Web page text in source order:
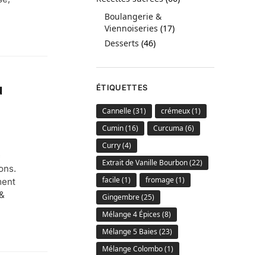
Boulangerie &
Viennoiseries (17)
Desserts (46)
ÉTIQUETTES
Cannelle(31) crémeux(1)
Cumin(16) Curcuma (6)
Curry(4)
Extrait de Vanille Bourbon(22)
facile(1) fromage(1)
Gingembre(25)
Mélange 4 Épices (8)
Mélange 5 Baies (23)
Mélange Colombo(1)